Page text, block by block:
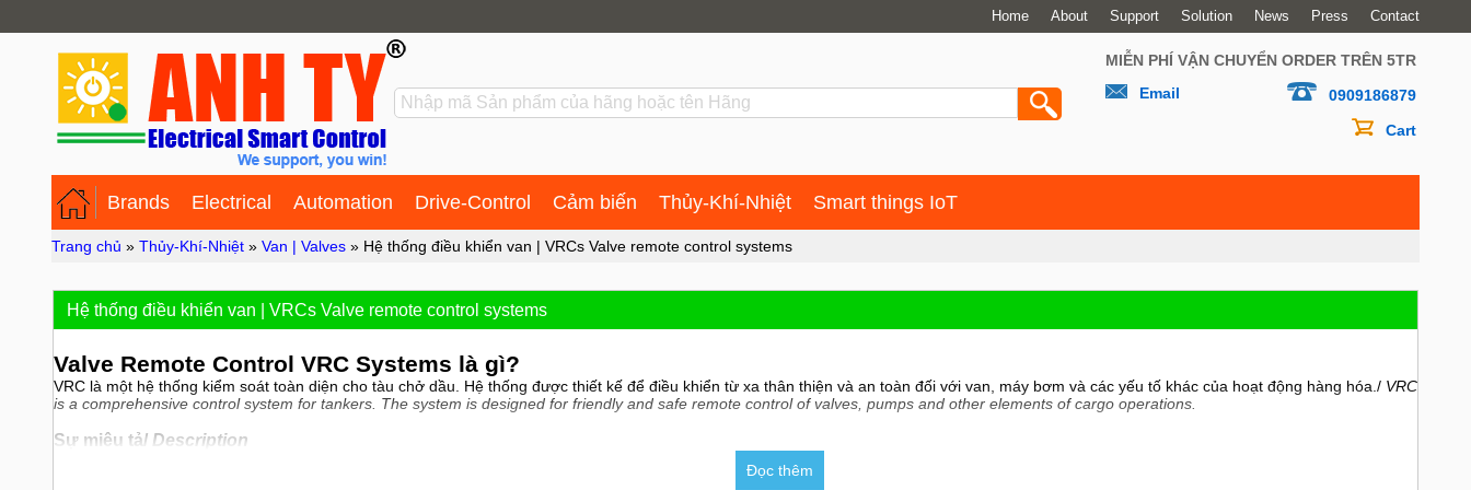
Home About Support Solution News Press Contact
MIỄN PHÍ VẬN CHUYỂN ORDER TRÊN 5TR
Email
0909186879
Cart
Brands Electrical Automation Drive-Control Cảm biến Thủy-Khí-Nhiệt Smart things IoT
Trang chủ » Thủy-Khí-Nhiệt » Van | Valves » Hệ thống điều khiển van | VRCs Valve remote control systems
Hệ thống điều khiển van | VRCs Valve remote control systems
Valve Remote Control VRC Systems là gì?
VRC là một hệ thống kiểm soát toàn diện cho tàu chở dầu. Hệ thống được thiết kế để điều khiển từ xa thân thiện và an toàn đối với van, máy bơm và các yếu tố khác của hoạt động hàng hóa./ VRC
is a comprehensive control system for tankers. The system is designed for friendly and safe remote control of valves, pumps and other elements of cargo operations.
Sự miêu tả/ Description
Đọc thêm